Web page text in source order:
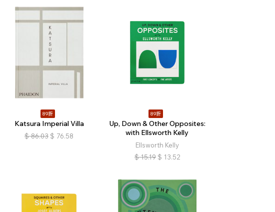
89折
Katsura Imperial Villa
$ 86.03 $ 76.58
89折
Up, Down & Other Opposites:
with Ellsworth Kelly
Ellsworth Kelly
$ 15.19 $ 13.52